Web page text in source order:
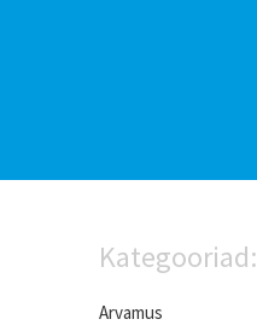
Kategooriad:
Arvamus